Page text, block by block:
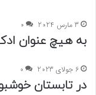
3 مارس 2024 0
به هیچ عنوان
6 جولای 2023 0
در تابستان